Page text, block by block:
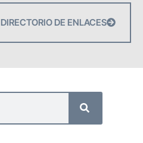
DIRECTORIO DE ENLACES